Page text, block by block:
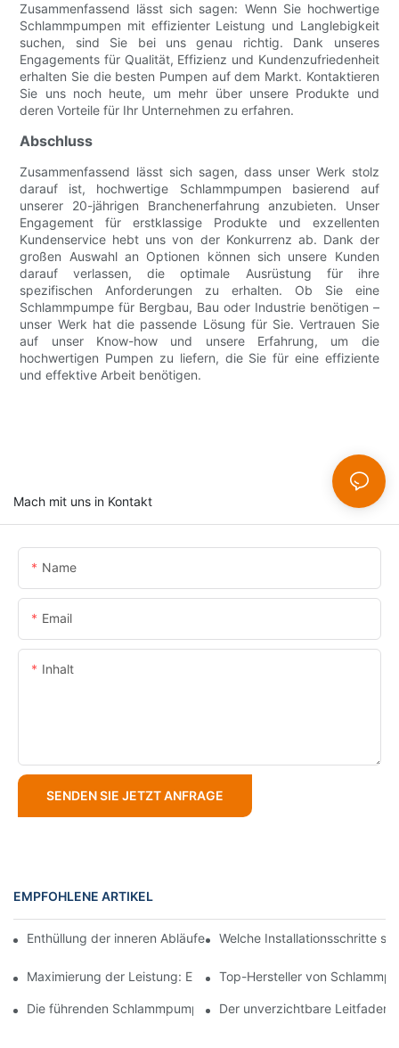
Zusammenfassend lässt sich sagen: Wenn Sie hochwertige
Schlammpumpen mit effizienter Leistung und Langlebigkeit
suchen, sind Sie bei uns genau richtig. Dank unseres
Engagements für Qualität, Effizienz und Kundenzufriedenheit
erhalten Sie die besten Pumpen auf dem Markt. Kontaktieren
Sie uns noch heute, um mehr über unsere Produkte und
deren Vorteile für Ihr Unternehmen zu erfahren.
Abschluss
Zusammenfassend lässt sich sagen, dass unser Werk stolz
darauf ist, hochwertige Schlammpumpen basierend auf
unserer 20-jährigen Branchenerfahrung anzubieten. Unser
Engagement für erstklassige Produkte und exzellenten
Kundenservice hebt uns von der Konkurrenz ab. Dank der
großen Auswahl an Optionen können sich unsere Kunden
darauf verlassen, die optimale Ausrüstung für ihre
spezifischen Anforderungen zu erhalten. Ob Sie eine
Schlammpumpe für Bergbau, Bau oder Industrie benötigen –
unser Werk hat die passende Lösung für Sie. Vertrauen Sie
auf unser Know-how und unsere Erfahrung, um die
hochwertigen Pumpen zu liefern, die Sie für eine effiziente
und effektive Arbeit benötigen.
Mach mit uns in Kontakt
Name
Email
Inhalt
SENDEN SIE JETZT ANFRAGE
EMPFOHLENE ARTIKEL
Enthüllung der inneren Abläufe einer Top-Welche Installationsschritte
Maximierung der Leistung: Ein tiefer Einblick in die
Top-Hersteller von
Die führenden Schlammpumpenlieferanten der Branche: Ein
Der unverzichtbare Leitfaden